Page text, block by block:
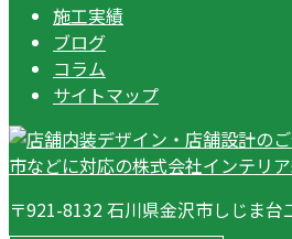
施工実績
ブログ
コラム
サイトマップ
〒921-8132 石川県金沢市しじま台